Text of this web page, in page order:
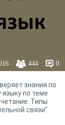
444 0
знания по
языку по теме
Типы
связи"